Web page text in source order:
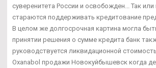
суверенитета России и освобожден... Так или
стараются поддерживать кредитование
В целом же долгосрочная картина могла
принятии решения о сумме кредита банк
руководствуется ликвидационной
Oxanabol продажи Новокуйбышевск когда